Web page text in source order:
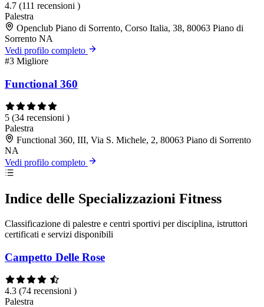
4.7 (111 recensioni )
Palestra
Openclub Piano di Sorrento, Corso Italia, 38, 80063 Piano di
Sorrento NA
Vedi profilo completo
#3 Migliore
Functional 360
5 (34 recensioni )
Palestra
Functional 360, III, Via S. Michele, 2, 80063 Piano di Sorrento
NA
Vedi profilo completo
Indice delle Specializzazioni Fitness
Classificazione di palestre e centri sportivi per disciplina, istruttori
certificati e servizi disponibili
Campetto Delle Rose
4.3 (74 recensioni )
Palestra